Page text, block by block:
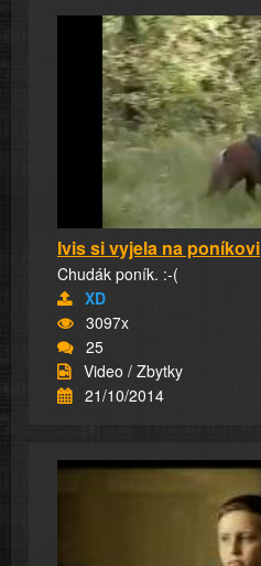
Ivis si vyjela na poníkovi
Chudák poník. :-(
XD
3097x
25
Video / Zbytky
21/10/2014